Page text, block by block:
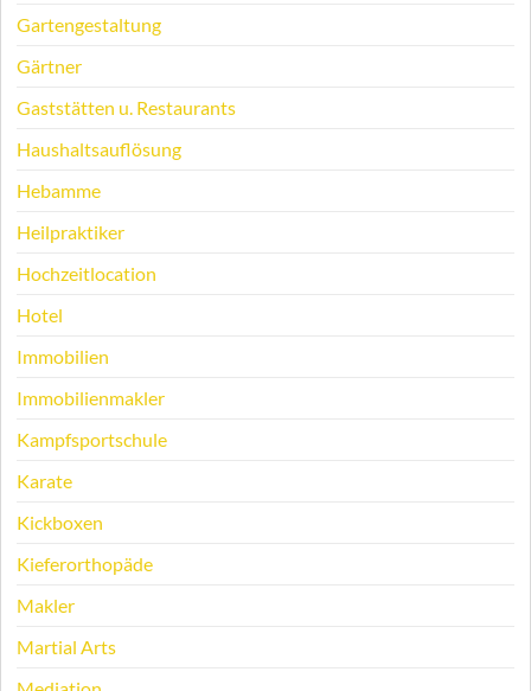
Gartengestaltung
Gärtner
Gaststätten u. Restaurants
Haushaltsauflösung
Hebamme
Heilpraktiker
Hochzeitlocation
Hotel
Immobilien
Immobilienmakler
Kampfsportschule
Karate
Kickboxen
Kieferorthopäde
Makler
Martial Arts